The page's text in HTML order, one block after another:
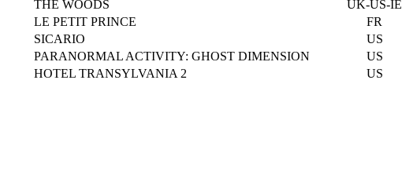
THE WOODS UK-US-IE
LE PETIT PRINCE FR
SICARIO US
PARANORMAL ACTIVITY: GHOST DIMENSION US
HOTEL TRANSYLVANIA 2 US